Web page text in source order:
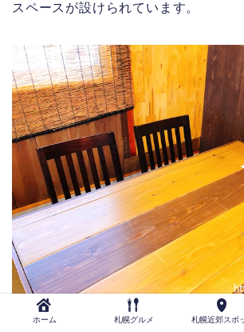
スペースが設けられています。
テーブル席は余計な装飾がなくて非常
ホーム 札幌グルメ 札幌近郊スポ